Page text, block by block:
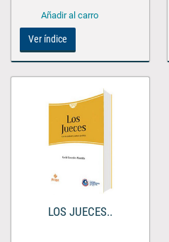
Ver índice
LOS JUECES..